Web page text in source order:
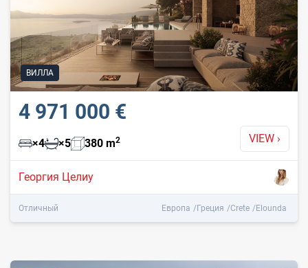
VIEW ›
4 971 000 €
×4 ×5 380 m2
Георгия Целиу
Отличный Европа Греция Crete Elounda
ВИЛЛА